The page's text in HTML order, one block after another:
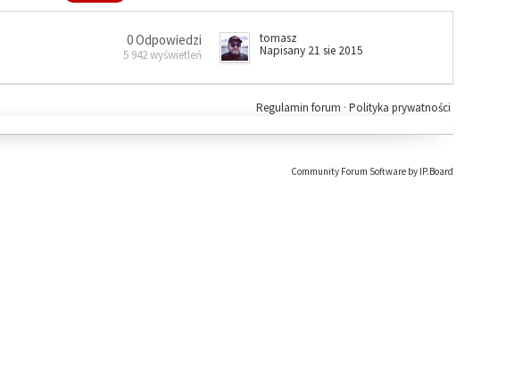
0 Odpowiedzi
5 942 wyświetleń
tomasz
Napisany 21 sie 2015
Polityka prywatności
Regulamin forum ·
Community Forum Software by IP.Board